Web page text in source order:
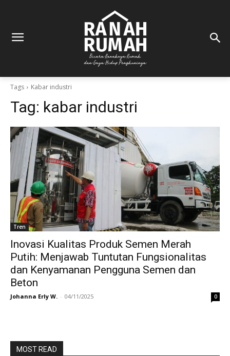
Tags Kabar industri
Tag: kabar industri
Tren
Inovasi Kualitas Produk Semen Merah
Putih: Menjawab Tuntutan Fungsionalitas
dan Kenyamanan Pengguna Semen dan
Beton
Johanna Erly W. - 04/11/2025 0
MOST READ